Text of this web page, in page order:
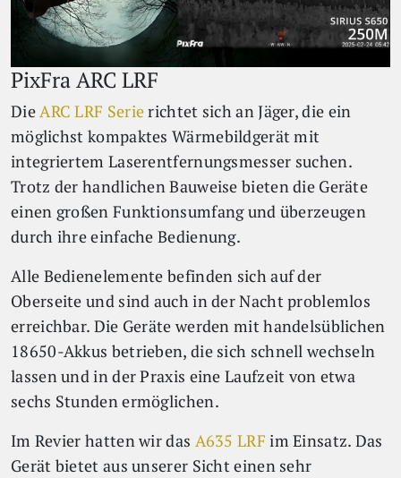
PixFra ARC LRF
DieARC LRF Serierichtet sich an Jäger, die ein
möglichst kompaktes Wärmebildgerät mit
integriertem Laserentfernungsmesser suchen.
Trotz der handlichen Bauweise bieten die Geräte
einen großen Funktionsumfang und überzeugen
durch ihre einfache Bedienung.
Alle Bedienelemente befinden sich auf der
Oberseite und sind auch in der Nacht problemlos
erreichbar. Die Geräte werden mit handelsüblichen
18650-Akkus betrieben, die sich schnell wechseln
lassen und in der Praxis eine Laufzeit von etwa
sechs Stunden ermöglichen.
Im Revier hatten wir das A635 LRF im Einsatz. Das
Gerät bietet aus unserer Sicht einen sehr